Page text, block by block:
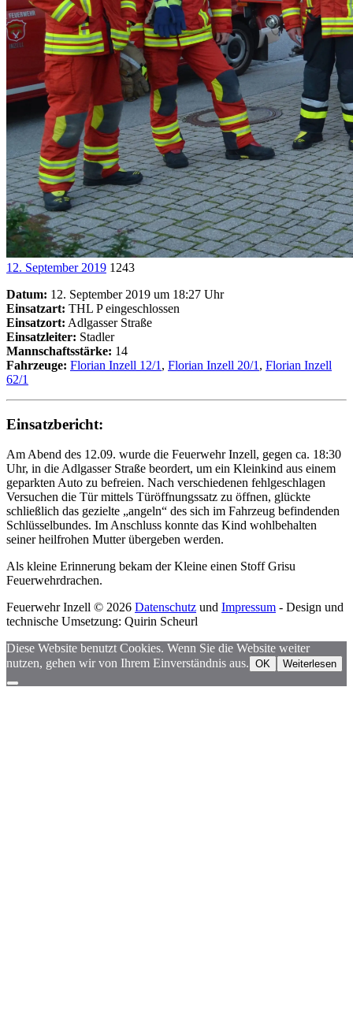
12. September 2019 1243
Datum: 12. September 2019 um 18:27 Uhr
Einsatzart: THL P eingeschlossen
Einsatzort: Adlgasser Straße
Einsatzleiter: Stadler
Mannschaftsstärke: 14
Fahrzeuge: Florian Inzell 12/1 , Florian Inzell 20/1 , Florian Inzell
62/1
Einsatzbericht:
Am Abend des 12.09. wurde die Feuerwehr Inzell, gegen ca. 18:30
Uhr, in die Adlgasser Straße beordert, um ein Kleinkind aus einem
geparkten Auto zu befreien. Nach verschiedenen fehlgeschlagen
Versuchen die Tür mittels Türöffnungssatz zu öffnen, glückte
schließlich das gezielte „angeln“ des sich im Fahrzeug befindenden
Schlüsselbundes. Im Anschluss konnte das Kind wohlbehalten
seiner heilfrohen Mutter übergeben werden.
Als kleine Erinnerung bekam der Kleine einen Stoff Grisu
Feuerwehrdrachen.
Feuerwehr Inzell © 2026 Datenschutz und Impressum - Design und
technische Umsetzung: Quirin Scheurl
Diese Website benutzt Cookies. Wenn Sie die Website weiter
nutzen, gehen wir von Ihrem Einverständnis aus. OK Weiterlesen